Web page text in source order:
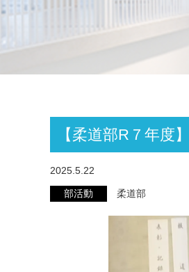
【柔道部R７年度
2025.5.22
部活動 柔道部